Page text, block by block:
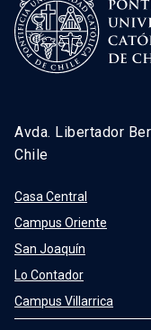
Avda. Libertador
Chile
Casa Central
Campus Oriente
San Joaquín
Lo Contador
Campus Villarrica